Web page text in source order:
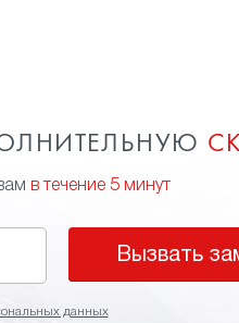
в течение 5 минут
Вызвать
данных